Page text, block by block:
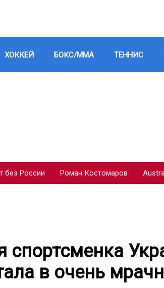
ХОККЕЙ БОКС/ММА ТЕННИС
без России Роман Костомаров
спортсменка
в очень